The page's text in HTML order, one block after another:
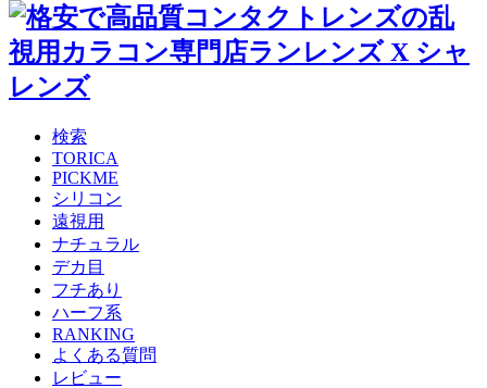
検索
TORICA
PICKME
シリコン
遠視用
ナチュラル
デカ目
フチあり
ハーフ系
RANKING
よくある質問
レビュー